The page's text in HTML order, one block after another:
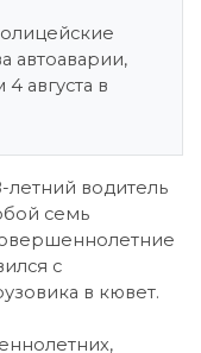
автоаварии,
августа в
водитель
семь
с
в кювет.